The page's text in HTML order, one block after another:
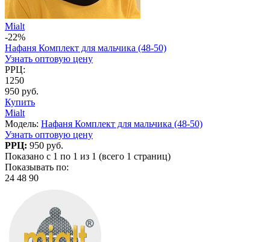
Mialt
-22%
Нафаня Комплект для мальчика (48-50)
Узнать оптовую цену
РРЦ:
1250
950 руб.
Купить
Mialt
Модель: Нафаня Комплект для мальчика (48-50)
Узнать оптовую цену
РРЦ: 950 руб.
Показано с 1 по 1 из 1 (всего 1 страниц)
Показывать по:
24 48 90